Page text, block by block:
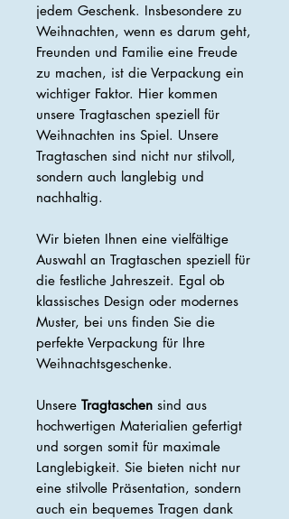
jedem Geschenk. Insbesondere zu
Weihnachten, wenn es darum geht,
Freunden und Familie eine Freude
zu machen, ist die Verpackung ein
wichtiger Faktor. Hier kommen
unsere Tragtaschen speziell für
Weihnachten ins Spiel. Unsere
Tragtaschen sind nicht nur stilvoll,
sondern auch langlebig und
nachhaltig.
Wir bieten Ihnen eine vielfältige
Auswahl an Tragtaschen speziell für
die festliche Jahreszeit. Egal ob
klassisches Design oder modernes
Muster, bei uns finden Sie die
perfekte Verpackung für Ihre
Weihnachtsgeschenke.
Unsere Tragtaschen sind aus
hochwertigen Materialien gefertigt
und sorgen somit für maximale
Langlebigkeit. Sie bieten nicht nur
eine stilvolle Präsentation, sondern
auch ein bequemes Tragen dank